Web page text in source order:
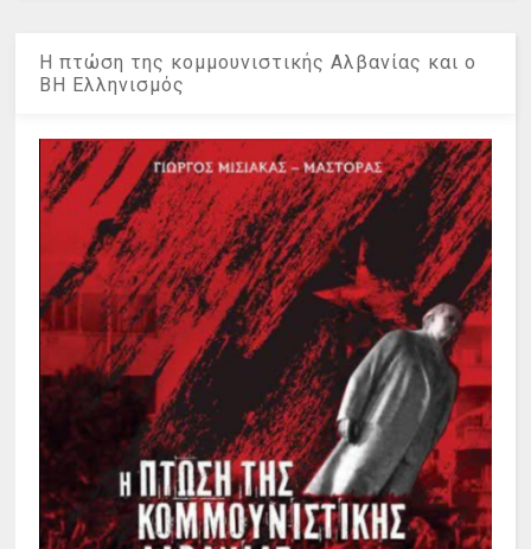
Η πτώση της κομμουνιστικής Αλβανίας και ο
ΒΗ Ελληνισμός